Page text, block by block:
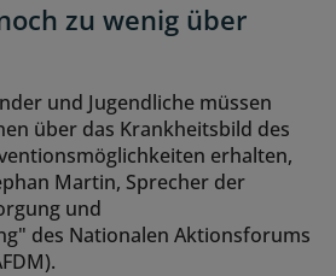
zu wenig über
und Jugendliche müssen
über das Krankheitsbild des
erhalten,
Martin, Sprecher der
und
des Nationalen Aktionsforums